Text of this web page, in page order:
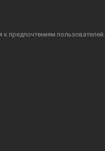
к предпочтениям пользователей.